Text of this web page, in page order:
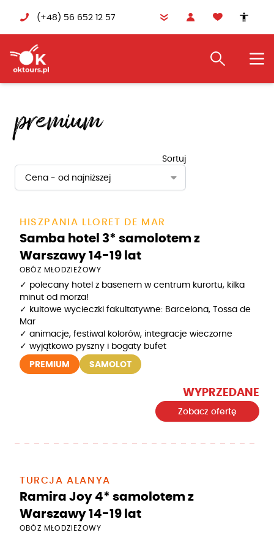
(+48) 56 652 12 57 accessibility
premium
Sortuj
Cena - od najniższej
HISZPANIA LLORET DE MAR
Samba hotel 3* samolotem z
Warszawy 14-19 lat
OBÓZ MŁODZIEŻOWY
✓ polecany hotel z basenem w centrum kurortu, kilka
minut od morza!
✓ kultowe wycieczki fakultatywne: Barcelona, Tossa de
Mar
✓ animacje, festiwal kolorów, integracje wieczorne
✓ wyjątkowo pyszny i bogaty bufet
PREMIUM
SAMOLOT
WYPRZEDANE
Zobacz ofertę
TURCJA ALANYA
Ramira Joy 4* samolotem z
Warszawy 14-19 lat
OBÓZ MŁODZIEŻOWY